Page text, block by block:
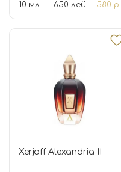
10 мл
650 лей 580 р.
Xerjoff Alexandria II